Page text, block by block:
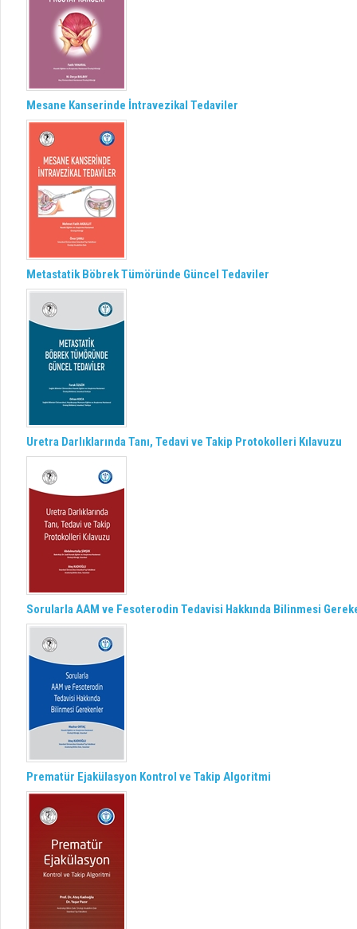
Mesane Kanserinde İntravezikal Tedaviler
Metastatik Böbrek Tümöründe Güncel Tedaviler
Uretra Darlıklarında Tanı, Tedavi ve Takip Protokolleri Kılavuzu
Sorularla AAM ve Fesoterodin Tedavisi Hakkında Bilinmesi
Prematür Ejakülasyon Kontrol ve Takip Algoritmi